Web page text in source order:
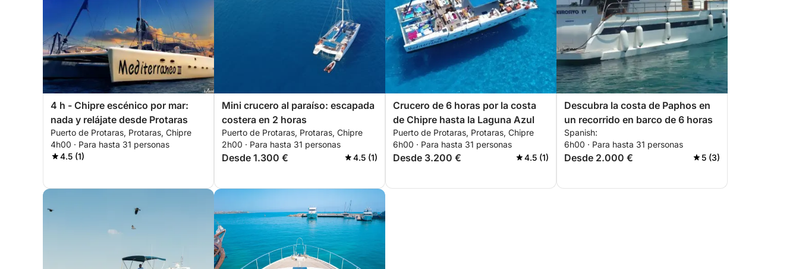
4 h - Chipre escénico por mar:
nada y relájate desde Protaras
Puerto de Protaras, Protaras, Chipre
4h00 · Para hasta 31 personas
4.5 (1)
Mini crucero al paraíso: escapada
costera en 2 horas
Puerto de Protaras, Protaras, Chipre
2h00 · Para hasta 31 personas
Desde 1.300 € 4.5 (1)
Crucero de 6 horas por la costa
de Chipre hasta la Laguna Azul
Puerto de Protaras, Protaras, Chipre
6h00 · Para hasta 31 personas
Desde 3.200 € 4.5 (1)
Descubra la costa de Paphos en
un recorrido en barco de 6 horas
Spanish:
6h00 · Para hasta 31 personas
Desde 2.000 € 5 (3)